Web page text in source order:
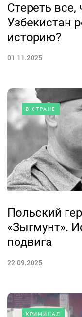
Стереть все,
Узбекистан
историю?
01.11.2025
В СТРАНЕ
Польский
«Зыгмунт».
подвига
22.09.2025
КРИМИНАЛ